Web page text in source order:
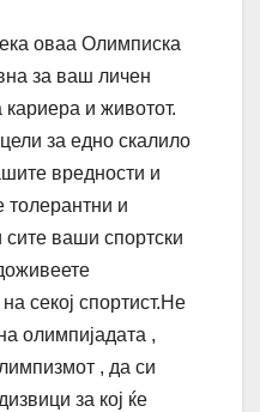
оваа Олимписка
за ваш личен
кариера и животот.
за едно скалило
вредности и
толерантни и
ваши спортски
секој спортист.Не
олимпијадата ,
, да си
за кој ќе